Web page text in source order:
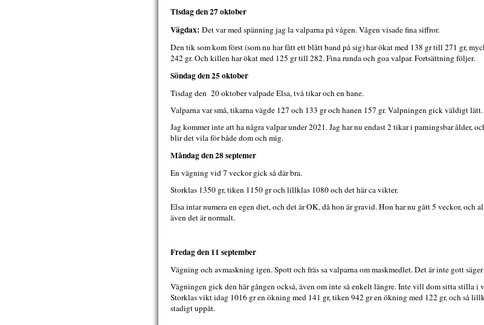
Tisdag den 27 oktober
Vägdax: Det var med spänning jag la valparna på vågen. Vågen visade fina siffror.
Den tik som kom först (som nu har fått ett blått band på sig) har ökat med 138 gr till 271 gr,
242 gr. Och killen har ökat med 125 gr till 282. Fina runda och goa valpar. Fortsättning följer.
Söndag den 25 oktober
Tisdag den 20 oktober valpade Elsa, två tikar och en hane.
Valparna var små, tikarna vägde 127 och 133 gr och hanen 157 gr. Valpningen gick väldigt lätt.
Jag kommer inte att ha några valpar under 2021. Jag har nu endast 2 tikar i parningsbar ålder,
blir det vila för både dom och mig.
Måndag den 28 septemer
En vägning vid 7 veckor gick så där bra.
Storklas 1350 gr, tiken 1150 gr och lillklas 1080 och det här ca vikter.
Elsa intar numera en egen diet, och det är OK, då hon är gravid. Hon har nu gått 5 veckor, och
även det är normalt.
Fredag den 11 september
Vägning och avmaskning igen. Spott och fräs sa valparna om maskmedlet. Det är inte gott
Vägningen gick den här gången också, även om inte så enkelt längre. Inte vill dom sitta stilla i
Storklas vikt idag 1016 gr en ökning med 141 gr, tiken 942 gr en ökning med 122 gr, och så
stadigt uppåt.